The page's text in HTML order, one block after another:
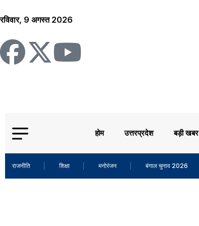
रविवार, 9 अगस्त 2026
होम उत्तरप्रदेश बड़ी खबर
राजनीति शिक्षा मनोरंजन बंगाल चुनाव 2026